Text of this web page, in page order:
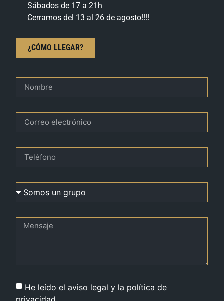
Sábados de 17 a 21h
Cerramos del 13 al 26 de agosto!!!!
¿CÓMO LLEGAR?
He leído el aviso legal y la política de
privacidad